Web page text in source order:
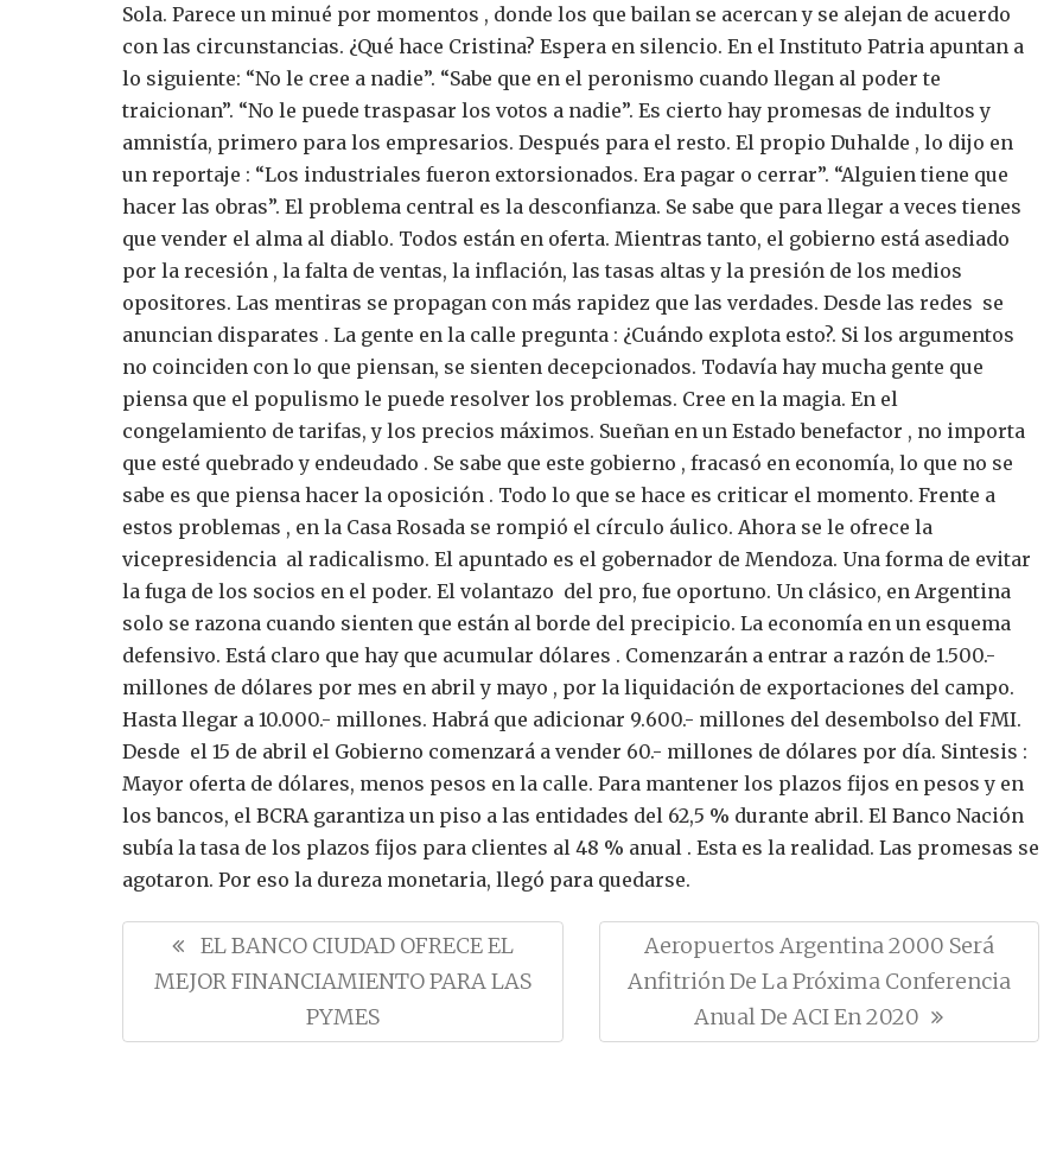
Sola. Parece un minué por momentos , donde los que bailan se acercan y se alejan de acuerdo
con las circunstancias. ¿Qué hace Cristina? Espera en silencio. En el Instituto Patria apuntan a
lo siguiente: “No le cree a nadie”. “Sabe que en el peronismo cuando llegan al poder te
traicionan”. “No le puede traspasar los votos a nadie”. Es cierto hay promesas de indultos y
amnistía, primero para los empresarios. Después para el resto. El propio Duhalde , lo dijo en
un reportaje : “Los industriales fueron extorsionados. Era pagar o cerrar”. “Alguien tiene que
hacer las obras”. El problema central es la desconfianza. Se sabe que para llegar a veces tienes
que vender el alma al diablo. Todos están en oferta. Mientras tanto, el gobierno está asediado
por la recesión , la falta de ventas, la inflación, las tasas altas y la presión de los medios
opositores. Las mentiras se propagan con más rapidez que las verdades. Desde las redes se
anuncian disparates . La gente en la calle pregunta : ¿Cuándo explota esto?. Si los argumentos
no coinciden con lo que piensan, se sienten decepcionados. Todavía hay mucha gente que
piensa que el populismo le puede resolver los problemas. Cree en la magia. En el
congelamiento de tarifas, y los precios máximos. Sueñan en un Estado benefactor , no importa
que esté quebrado y endeudado . Se sabe que este gobierno , fracasó en economía, lo que no se
sabe es que piensa hacer la oposición . Todo lo que se hace es criticar el momento. Frente a
estos problemas , en la Casa Rosada se rompió el círculo áulico. Ahora se le ofrece la
vicepresidencia al radicalismo. El apuntado es el gobernador de Mendoza. Una forma de evitar
la fuga de los socios en el poder. El volantazo del pro, fue oportuno. Un clásico, en Argentina
solo se razona cuando sienten que están al borde del precipicio. La economía en un esquema
defensivo. Está claro que hay que acumular dólares . Comenzarán a entrar a razón de 1.500.-
millones de dólares por mes en abril y mayo , por la liquidación de exportaciones del campo.
Hasta llegar a 10.000.- millones. Habrá que adicionar 9.600.- millones del desembolso del FMI.
Desde el 15 de abril el Gobierno comenzará a vender 60.- millones de dólares por día. Sintesis :
Mayor oferta de dólares, menos pesos en la calle. Para mantener los plazos fijos en pesos y en
los bancos, el BCRA garantiza un piso a las entidades del 62,5 % durante abril. El Banco Nación
subía la tasa de los plazos fijos para clientes al 48 % anual . Esta es la realidad. Las promesas se
agotaron. Por eso la dureza monetaria, llegó para quedarse.
N
e
P
R
V
EL BANCO CIUDAD OFRECE EL
MEJOR FINANCIAMIENTO PARA LAS
PYMES
N
E
T
Aeropuertos Argentina 2000 Será
Anfitrión De La Próxima Conferencia
Anual De ACI En 2020